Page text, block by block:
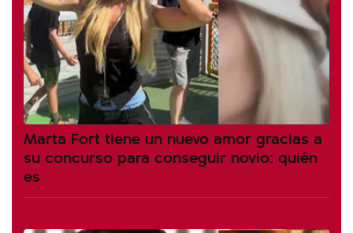
Marta Fort tiene un nuevo amor gracias a
su concurso para conseguir novio: quién
es